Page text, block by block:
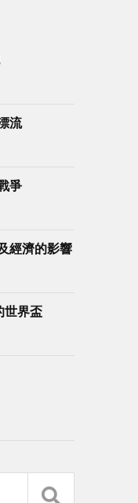
流
爭
經濟的影響
界盃